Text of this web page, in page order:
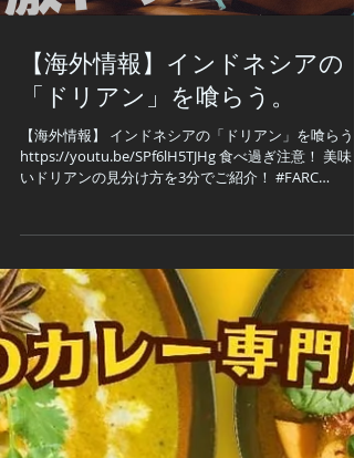
【海外情報】インドネシアの
「ドリアン」を喰らう。
【海外情報】 インドネシアの「ドリアン」を喰らう
いドリアンの見分け方を3分でご紹介！ #FARC